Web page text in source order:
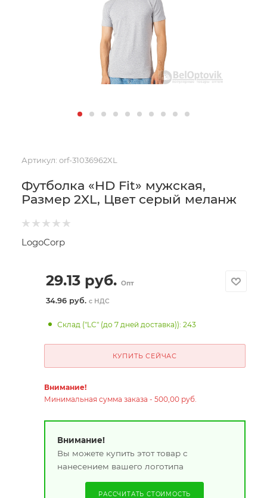
Артикул: orf-31036962XL
Футболка «HD Fit» мужская,
Размер 2XL, Цвет серый меланж
LogoCorp
29.13руб. Опт
34.96 руб. с НДС
Склад ("LC" (до 7 дней доставка)): 243
КУПИТЬ СЕЙЧАС
Внимание!
Минимальная сумма заказа - 500,00 руб.
Внимание!
Вы можете купить этот товар с
нанесением вашего логотипа
РАССЧИТАТЬ СТОИМОСТЬ